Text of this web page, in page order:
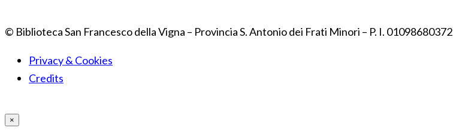
© Biblioteca San Francesco della Vigna – Provincia S. Antonio dei Frati Minori – P. I. 01098680372
Privacy & Cookies
Credits
×